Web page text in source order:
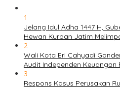
1
Jelang Idul Adha 1447 H,
Hewan Kurban Jatim
2
Wali Kota Eri Cahyadi
Audit Independen Keuangan
3
Respons Kasus Perusakan